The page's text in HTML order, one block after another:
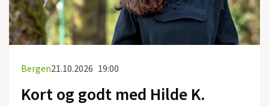
Bergen21.10.2026 19:00
Kort og godt med Hilde K.